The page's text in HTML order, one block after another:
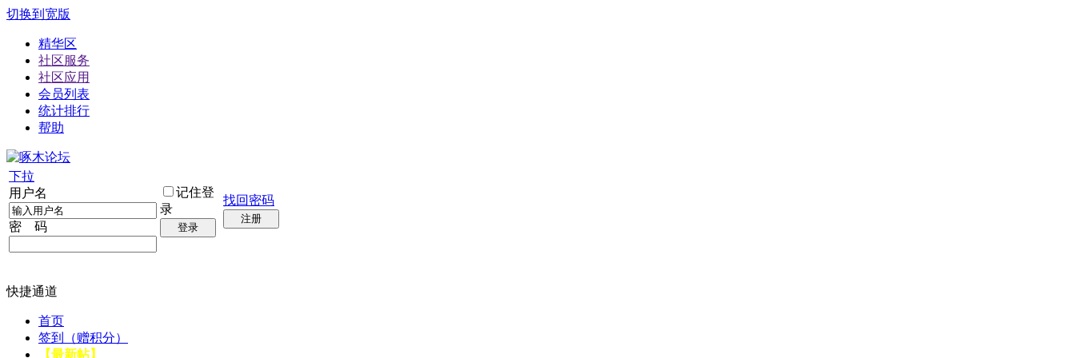
切换到宽版
精华区
社区服务
社区应用
会员列表
统计排行
帮助
下拉
用户名
密 码
记住登
录
登录
找回密码
注册
快捷通道
首页
签到（赠积分）
【最新帖】